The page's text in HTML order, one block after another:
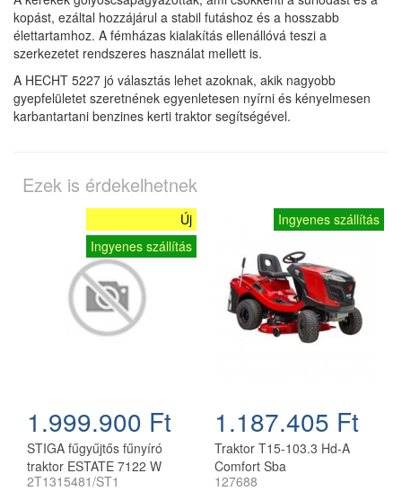
kopást, ezáltal hozzájárul a stabil futáshoz és a hosszabb
élettartamhoz. A fémházas kialakítás ellenállóvá teszi a
szerkezetet rendszeres használat mellett is.
A HECHT 5227 jó választás lehet azoknak, akik nagyobb
gyepfelületet szeretnének egyenletesen nyírni és kényelmesen
karbantartani benzines kerti traktor segítségével.
Ezek is érdekelhetnek
Új
Ingyenes szállítás
1.999.900 Ft
STIGA fűgyűjtős fűnyíró
traktor ESTATE 7122 W
2T1315481/ST1
Ingyenes szállítás
1.187.405 Ft
Traktor T15-103.3 Hd-A
Comfort Sba
127688